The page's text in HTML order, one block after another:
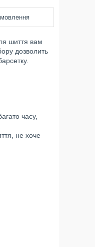
шиття вам
дозволить
часу,
не хоче